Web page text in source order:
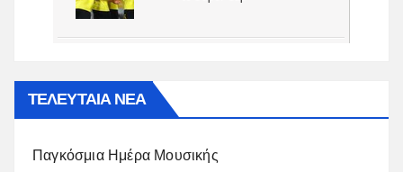
ΤΕΛΕΥΤΑΙΑ ΝΕΑ
Παγκόσμια Ημέρα Μουσικής